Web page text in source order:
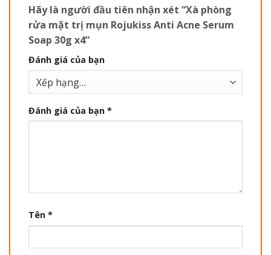
Hãy là người đầu tiên nhận xét “Xà phòng
rửa mặt trị mụn Rojukiss Anti Acne Serum
Soap 30g x4”
Đánh giá của bạn
Đánh giá của bạn *
Tên *